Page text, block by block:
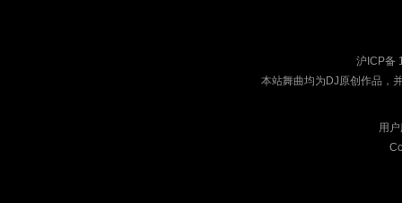
沪ICP备
本站舞曲均为DJ原创作品，
用